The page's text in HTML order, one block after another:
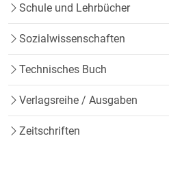
Schule und Lehrbücher
Sozialwissenschaften
Technisches Buch
Verlagsreihe / Ausgaben
Zeitschriften